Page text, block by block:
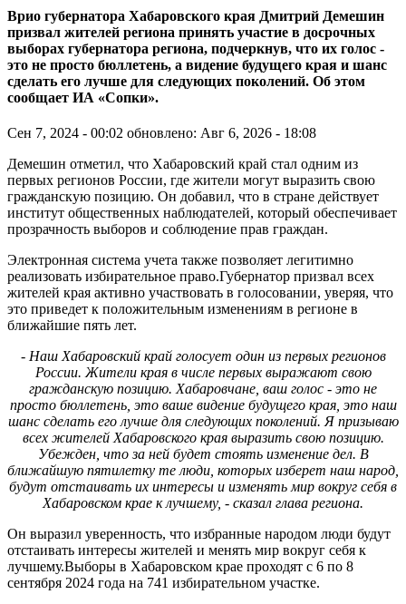
Врио губернатора Хабаровского края Дмитрий Демешин
призвал жителей региона принять участие в досрочных
выборах губернатора региона, подчеркнув, что их голос -
это не просто бюллетень, а видение будущего края и шанс
сделать его лучше для следующих поколений. Об этом
сообщает ИА «Сопки».
Сен 7, 2024 - 00:02 обновлено: Авг 6, 2026 - 18:08
Демешин отметил, что Хабаровский край стал одним из
первых регионов России, где жители могут выразить свою
гражданскую позицию. Он добавил, что в стране действует
институт общественных наблюдателей, который обеспечивает
прозрачность выборов и соблюдение прав граждан.
Электронная система учета также позволяет легитимно
реализовать избирательное право.Губернатор призвал всех
жителей края активно участвовать в голосовании, уверяя, что
это приведет к положительным изменениям в регионе в
ближайшие пять лет.
- Наш Хабаровский край голосует один из первых регионов
России. Жители края в числе первых выражают свою
гражданскую позицию. Хабаровчане, ваш голос - это не
просто бюллетень, это ваше видение будущего края, это наш
шанс сделать его лучше для следующих поколений. Я призываю
всех жителей Хабаровского края выразить свою позицию.
Убежден, что за ней будет стоять изменение дел. В
ближайшую пятилетку те люди, которых изберет наш народ,
будут отстаивать их интересы и изменять мир вокруг себя в
Хабаровском крае к лучшему, - сказал глава региона.
Он выразил уверенность, что избранные народом люди будут
отстаивать интересы жителей и менять мир вокруг себя к
лучшему.Выборы в Хабаровском крае проходят с 6 по 8
сентября 2024 года на 741 избирательном участке.